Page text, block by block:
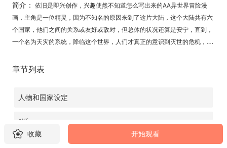
简介： 依旧是即兴创作，兴趣使然不知道怎么写出来的AA异世界冒险漫
画，主角是一位精灵，因为不知名的原因来到了这片大陆，这个大陆共有六
个国家，他们之间的关系或友好或敌对，但总体的状况还算是安宁，直到，
一个名为天灾的系统，降临这个世界，人们才真正的意识到灭世的危机，离
章节列表
人物和国家设定
1话
收藏 开始观看